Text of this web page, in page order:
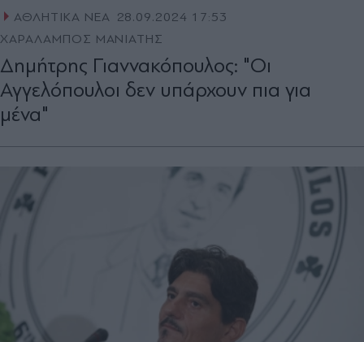
ΑΘΛΗΤΙΚΑ ΝΕΑ
28.09.2024 17:53
ΧΑΡΑΛΑΜΠΟΣ ΜΑΝΙΑΤΗΣ
Δημήτρης Γιαννακόπουλος: "Οι
Αγγελόπουλοι δεν υπάρχουν πια για
μένα"